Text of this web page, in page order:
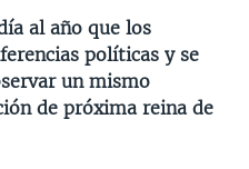
al año que los
políticas y se
un mismo
de próxima reina de